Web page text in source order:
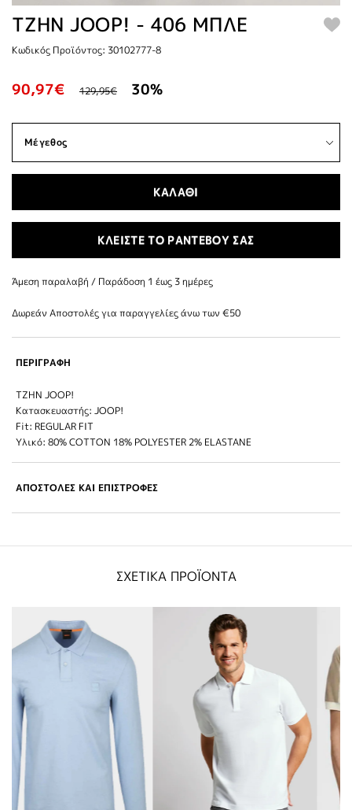
TZHN JOOP! - 406 ΜΠΛΕ
Κωδικός Προϊόντος: 30102777-8
90,97€ 129,95€ 30%
ΚΑΛΑΘΙ
ΚΛΕΙΣΤΕ ΤΟ ΡΑΝΤΕΒΟΥ ΣΑΣ
Άμεση παραλαβή / Παράδoση 1 έως 3 ημέρες
Δωρεάν Αποστολές για παραγγελίες άνω των €50
ΠΕΡΙΓΡΑΦΗ
TZHN JOOP!
Κατασκευαστής: JOOP!
Fit: REGULAR FIT
Υλικό: 80% COTTON 18% POLYESTER 2% ELASTANE
ΑΠΟΣΤΟΛΕΣ ΚΑΙ ΕΠΙΣΤΡΟΦΕΣ
ΣΧΕΤΙΚΑ ΠΡΟΪΟΝΤΑ